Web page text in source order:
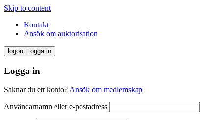
Skip to content
Kontakt
Ansök om auktorisation
logout Logga in
Logga in
Saknar du ett konto?Ansök om medlemskap
Användarnamn eller e-postadress